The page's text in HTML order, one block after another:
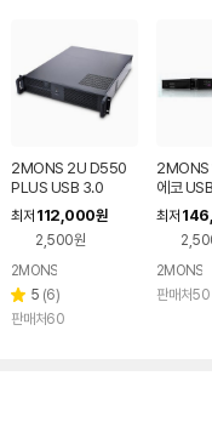
2MONS 2U D550
PLUS USB 3.0
최저 112,000원
2,500원
2MONS
별
점
5 리
뷰
(6)
판매처60
에코
최저
2MONS
판매처50